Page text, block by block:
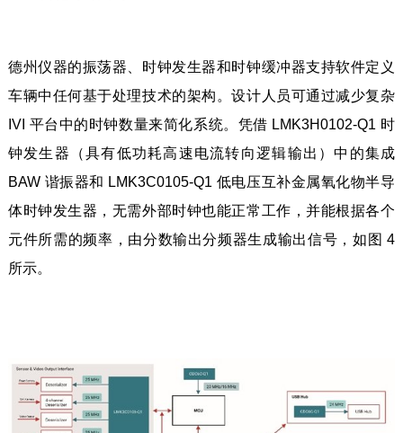
德州仪器的振荡器、时钟发生器和时钟缓冲器支持软件定义
车辆中任何基于处理技术的架构。设计人员可通过减少复杂
IVI 平台中的时钟数量来简化系统。凭借 LMK3H0102-Q1 时
钟发生器（具有低功耗高速电流转向逻辑输出）中的集成
BAW 谐振器和 LMK3C0105-Q1 低电压互补金属氧化物半导
体时钟发生器，无需外部时钟也能正常工作，并能根据各个
元件所需的频率，由分数输出分频器生成输出信号，如图 4
所示。